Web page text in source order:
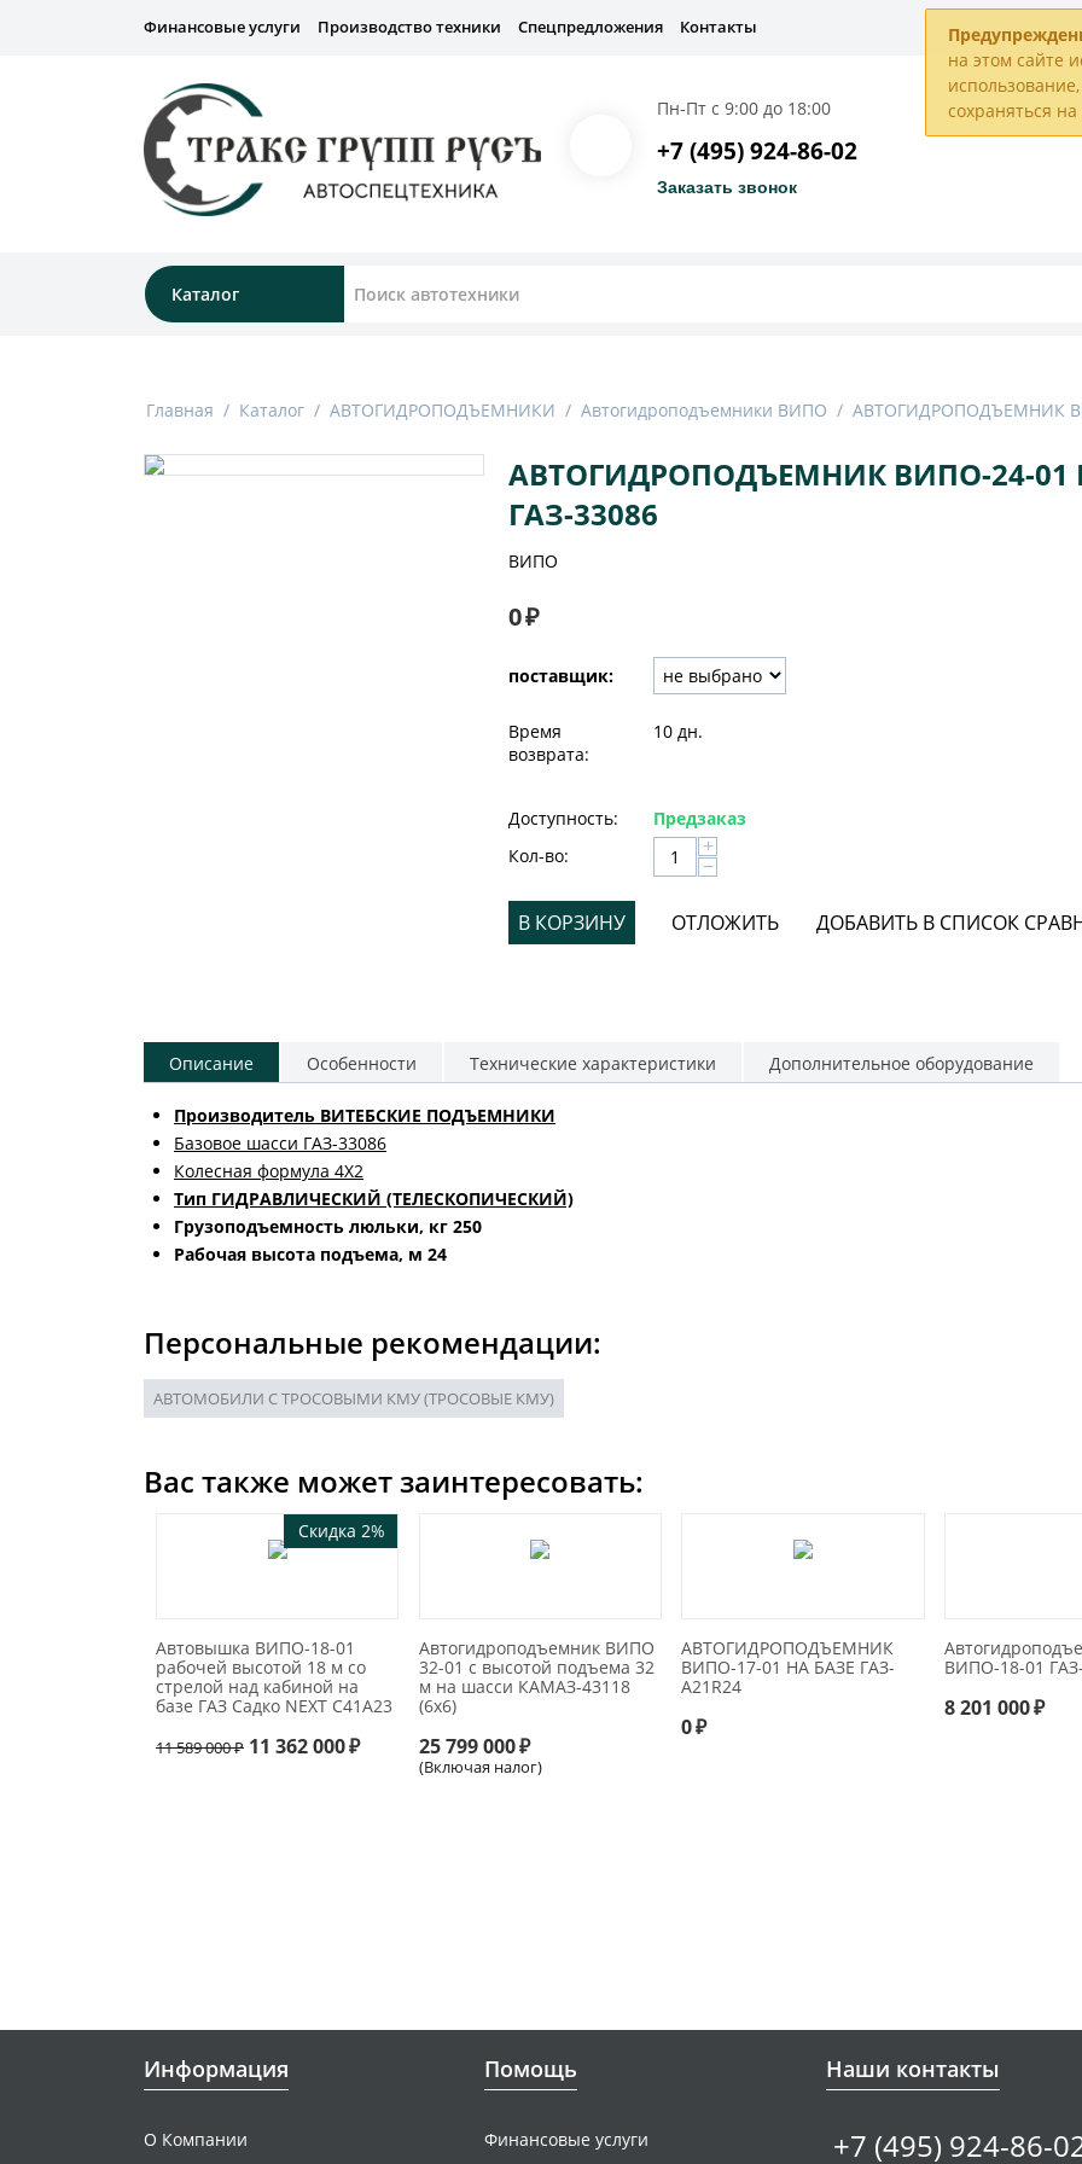
на этом сайте
сохраняться
Финансовые услуги Производство техники Спецпредложения Контакты
Пн-Пт с 9:00 до 18:00
+7 (495) 924-86-02
Заказать звонок
Каталог
Главная / Каталог / АВТОГИДРОПОДЪЕМНИКИ / Автогидроподъемники ВИПО / АВТОГИДРОПОДЪЕМНИК
АВТОГИДРОПОДЪЕМНИК ВИПО-24-01
ГАЗ-33086
ВИПО
0₽
поставщик:
Время
возврата:
10 дн.
Доступность:
Предзаказ
Кол-во:
+
−
В КОРЗИНУ ОТЛОЖИТЬ ДОБАВИТЬ В СПИСОК
Описание Особенности Технические характеристики Дополнительное оборудование
Производитель ВИТЕБСКИЕ ПОДЪЕМНИКИ
Базовое шасси ГАЗ-33086
Колесная формула 4Х2
Тип ГИДРАВЛИЧЕСКИЙ (ТЕЛЕСКОПИЧЕСКИЙ)
Грузоподъемность люльки, кг 250
Рабочая высота подъема, м 24
Персональные рекомендации:
АВТОМОБИЛИ С ТРОСОВЫМИ КМУ (ТРОСОВЫЕ КМУ)
Вас также может заинтересовать:
Скидка 2%
Автовышка ВИПО-18-01
рабочей высотой 18 м со
стрелой над кабиной на
базе ГАЗ Садко NEXT C41A23
11 589 000₽ 11 362 000₽
Автогидроподъемник ВИПО
32-01 с высотой подъема 32
м на шасси КАМАЗ-43118
(6х6)
25 799 000₽
(Включая налог)
АВТОГИДРОПОДЪЕМНИК
ВИПО-17-01 НА БАЗЕ ГАЗ-
А21R24
0₽
ВИПО-18-01
8 201 000₽
Информация
О Компании
Помощь
Финансовые услуги
Наши контакты
+7 (495) 924-86-